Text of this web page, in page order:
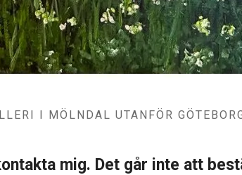
I MÖLNDAL UTANFÖR
mig. Det går inte att